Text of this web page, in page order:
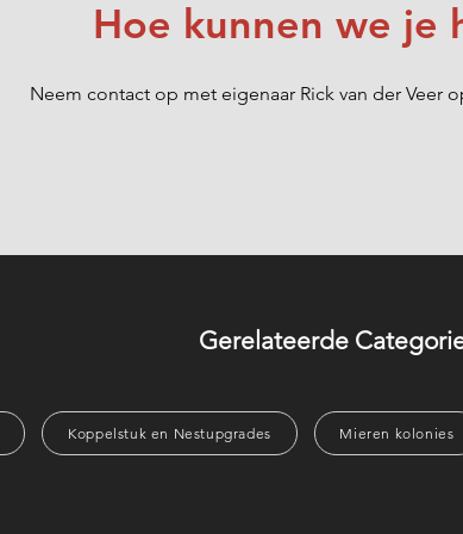
Hoe kunnen we je
Neem contact op met eigenaar Rick van der Veer
Gerelateerde
Koppelstuk en Nestupgrades Mieren kolonies